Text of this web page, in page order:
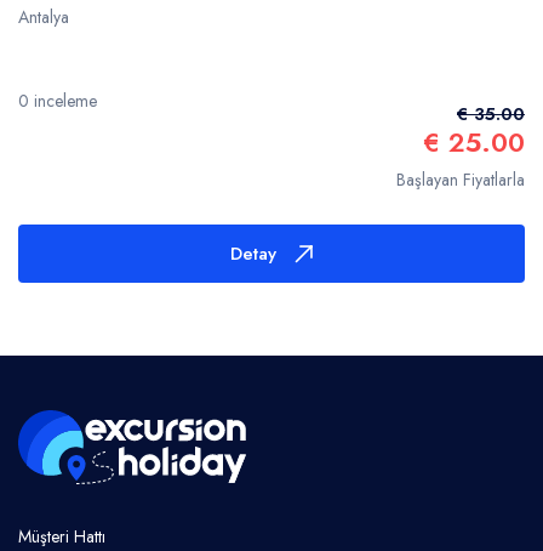
Antalya
0 inceleme € 35.00
€ 25.00
Başlayan Fiyatlarla
Detay
Müşteri Hattı